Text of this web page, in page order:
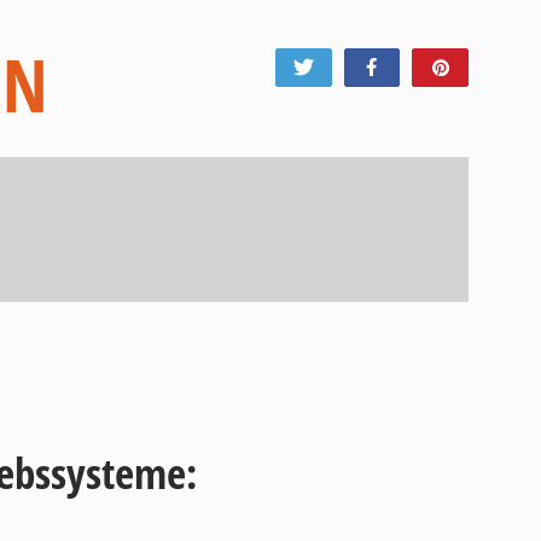
Tweet Share